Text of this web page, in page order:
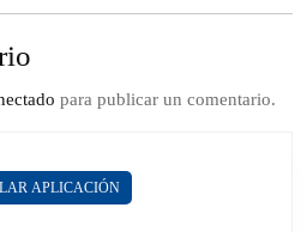
para publicar un comentario.
APLICACIÓN